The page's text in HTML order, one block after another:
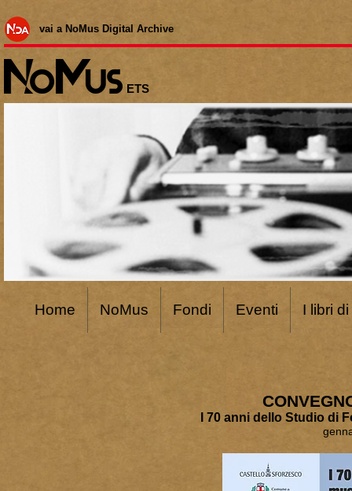
Home NoMus Fondi Eventi I libri
vai a NoMus Digital Archive
ETS
​I 70 anni dello Studio di